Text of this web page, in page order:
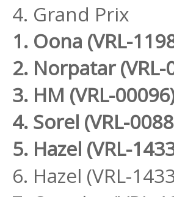
4. Grand Prix
1. Oona (VRL-
2. Norpatar (VRL-
3. HM (VRL-
4. Sorel (VRL-
5. Hazel (VRL-
6. Hazel (VRL-